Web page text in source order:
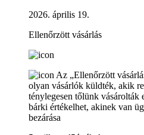
2026. április 19.
Ellenőrzött vásárlás
Az „Ellenőrzött
olyan vásárlók küldték, akik
ténylegesen tőlünk vásárolták
bárki értékelhet, akinek van
bezárása